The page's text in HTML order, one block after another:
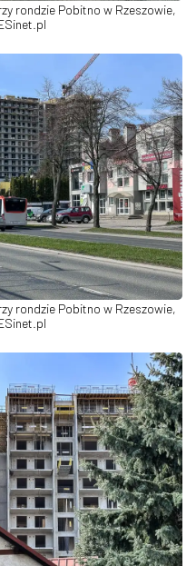
rondzie Pobitno w Rzeszowie,
rondzie Pobitno w Rzeszowie,